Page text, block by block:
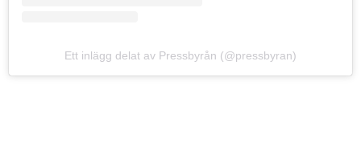
Ett inlägg delat av Pressbyrån (@pressbyran)